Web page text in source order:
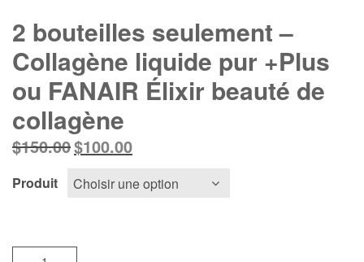
2 bouteilles seulement –
Collagène liquide pur +Plus
ou FANAIR Élixir beauté de
collagène
$150.00 Le
initial
$100.00Le
actuel
Produit
quantité